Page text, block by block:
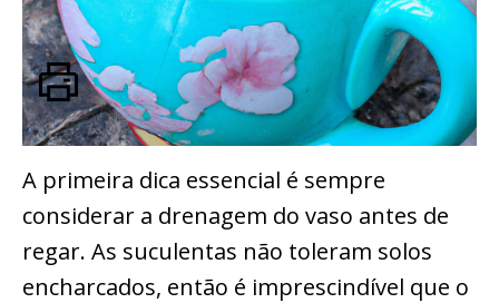
A primeira dica essencial é sempre
considerar a drenagem do vaso antes de
regar. As suculentas não toleram solos
encharcados, então é imprescindível que o